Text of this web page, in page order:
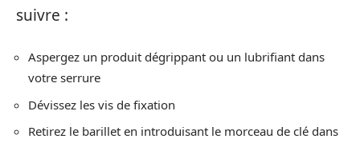
suivre :
Aspergez un produit dégrippant ou un lubrifiant dans
votre serrure
Dévissez les vis de fixation
Retirez le barillet en introduisant le morceau de clé dans